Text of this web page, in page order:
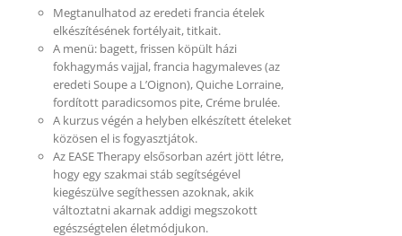
Megtanulhatod az eredeti francia ételek
elkészítésének fortélyait, titkait.
A menü: bagett, frissen köpült házi
fokhagymás vajjal, francia hagymaleves (az
eredeti Soupe a L’Oignon), Quiche Lorraine,
fordított paradicsomos pite, Créme brulée.
A kurzus végén a helyben elkészített ételeket
közösen el is fogyasztjátok.
Az EASE Therapy elsősorban azért jött létre,
hogy egy szakmai stáb segítségével
kiegészülve segíthessen azoknak, akik
változtatni akarnak addigi megszokott
egészségtelen életmódjukon.